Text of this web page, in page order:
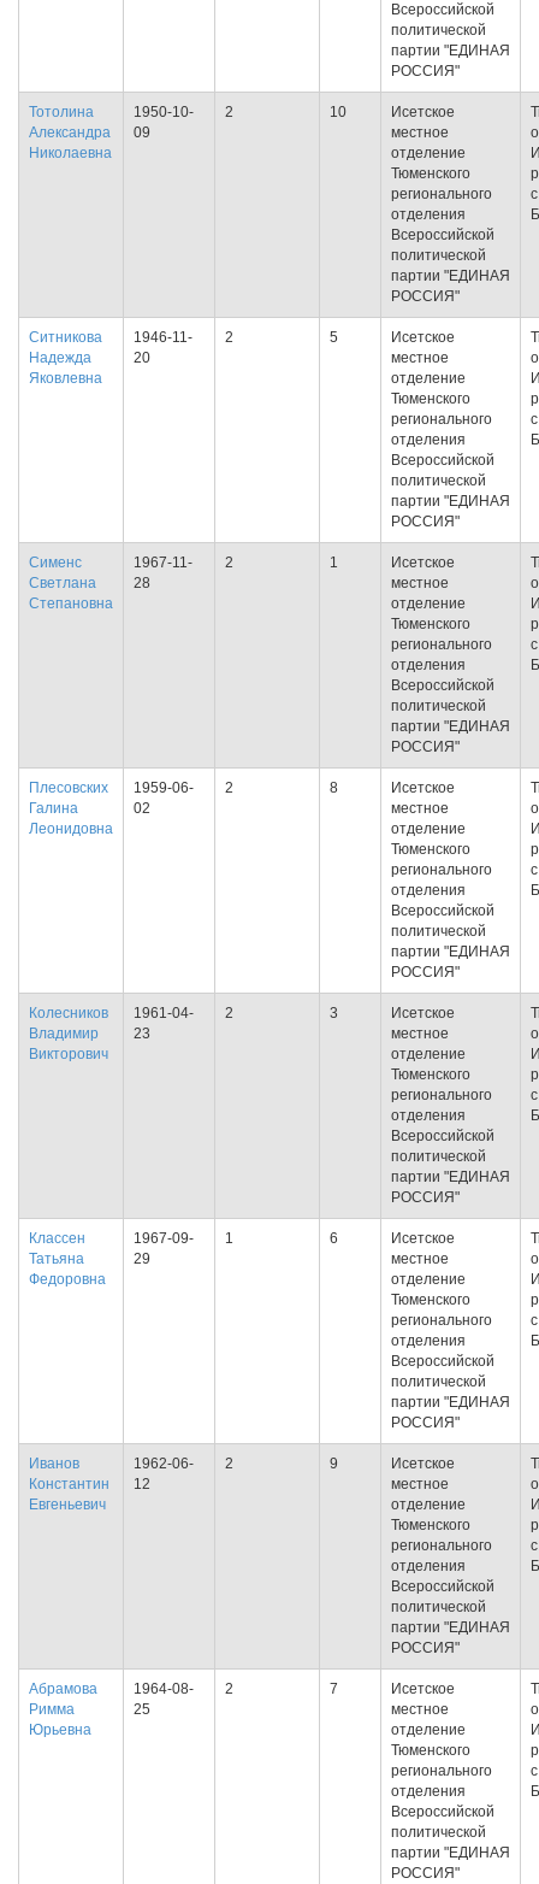
Всероссийской
политической
партии "ЕДИНАЯ
РОССИЯ"
Тотолина
Александра
Николаевна
1950-10-
09
2 10
Исетское
местное
отделение
Тюменского
регионального
отделения
Всероссийской
политической
партии "ЕДИНАЯ
РОССИЯ"
Ситникова
Надежда
Яковлевна
1946-11-
20
2 5
Исетское
местное
отделение
Тюменского
регионального
отделения
Всероссийской
политической
партии "ЕДИНАЯ
РОССИЯ"
Сименс
Светлана
Степановна
1967-11-
28
2 1
Исетское
местное
отделение
Тюменского
регионального
отделения
Всероссийской
политической
партии "ЕДИНАЯ
РОССИЯ"
Плесовских
Галина
Леонидовна
1959-06-
02
2 8
Исетское
местное
отделение
Тюменского
регионального
отделения
Всероссийской
политической
партии "ЕДИНАЯ
РОССИЯ"
Колесников
Владимир
Викторович
1961-04-
23
2 3
Исетское
местное
отделение
Тюменского
регионального
отделения
Всероссийской
политической
партии "ЕДИНАЯ
РОССИЯ"
Классен
Татьяна
Федоровна
1967-09-
29
1 6
Исетское
местное
отделение
Тюменского
регионального
отделения
Всероссийской
политической
партии "ЕДИНАЯ
РОССИЯ"
Иванов
Константин
Евгеньевич
1962-06-
12
2 9
Исетское
местное
отделение
Тюменского
регионального
отделения
Всероссийской
политической
партии "ЕДИНАЯ
РОССИЯ"
Абрамова
Римма
Юрьевна
1964-08-
25
2 7
Исетское
местное
отделение
Тюменского
регионального
отделения
Всероссийской
политической
партии "ЕДИНАЯ
РОССИЯ"